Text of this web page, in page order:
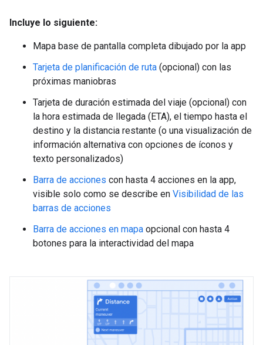
Incluye lo siguiente:
Mapa base de pantalla completa dibujado por la app
Tarjeta de planificación de ruta (opcional) con las
próximas maniobras
Tarjeta de duración estimada del viaje (opcional) con
la hora estimada de llegada (ETA), el tiempo hasta el
destino y la distancia restante (o una visualización de
información alternativa con opciones de íconos y
texto personalizados)
Barra de acciones con hasta 4 acciones en la app,
visible solo como se describe en Visibilidad de las
barras de acciones
Barra de acciones en mapa opcional con hasta 4
botones para la interactividad del mapa